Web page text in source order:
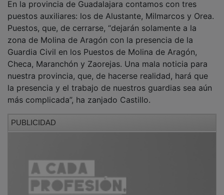
puestos auxiliares: los de Alustante, Milmarcos y Orea.
Puestos, que, de cerrarse, “dejarán solamente a la
zona de Molina de Aragón con la presencia de la
Guardia Civil en los Puestos de Molina de Aragón,
Checa, Maranchón y Zaorejas. Una mala noticia para
nuestra provincia, que, de hacerse realidad, hará que
la presencia y el trabajo de nuestros guardias sea aún
más complicada”, ha zanjado Castillo.